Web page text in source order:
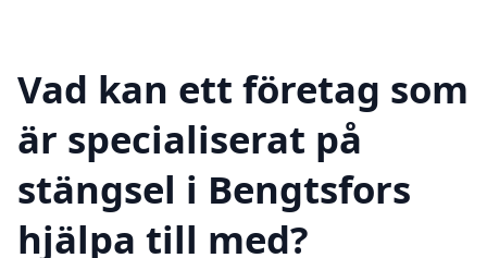
Vad kan ett företag som
är specialiserat på
stängsel i Bengtsfors
hjälpa till med?